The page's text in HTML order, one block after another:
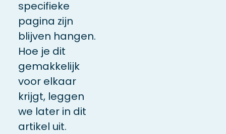
specifieke
pagina zijn
blijven hangen.
Hoe je dit
gemakkelijk
voor elkaar
krijgt, leggen
we later in dit
artikel uit.